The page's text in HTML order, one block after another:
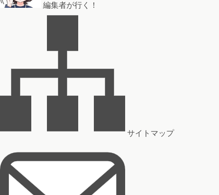
編集者が行く！
サイトマップ